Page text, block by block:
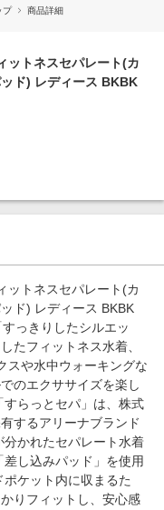
プ 商品詳細
ットネスセパレート(カ
ド) レディース BKBK
ットネスセパレート(カ
ド) レディース BKBK
っきりしたシルエッ
たフィットネス水着、
スや水中ウォーキングな
のエクササイズを楽し
らっとセパ」は、株式
するアリーナブランド
かれたセパレート水着
し込みパッド」を使用
ケット内に収まるた
りフィットし、安心感